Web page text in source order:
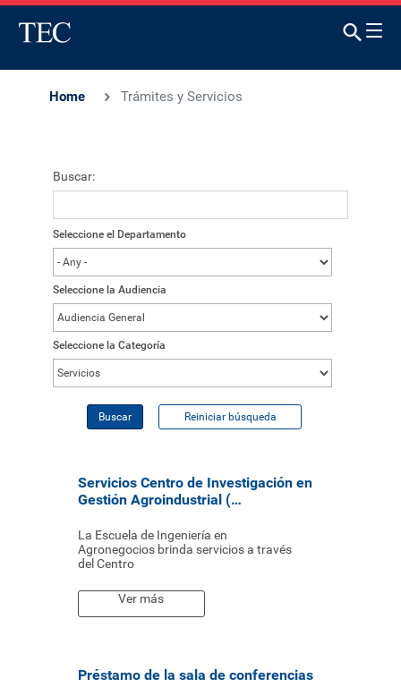
Home Trámites y Servicios
Buscar:
Seleccione el Departamento
Seleccione la Audiencia
Seleccione la Categoría
Buscar Reiniciar búsqueda
Servicios Centro de Investigación en
Gestión Agroindustrial (…
La Escuela de Ingeniería en
Agronegocios brinda servicios a través
del Centro
Ver más
Préstamo de la sala de conferencias